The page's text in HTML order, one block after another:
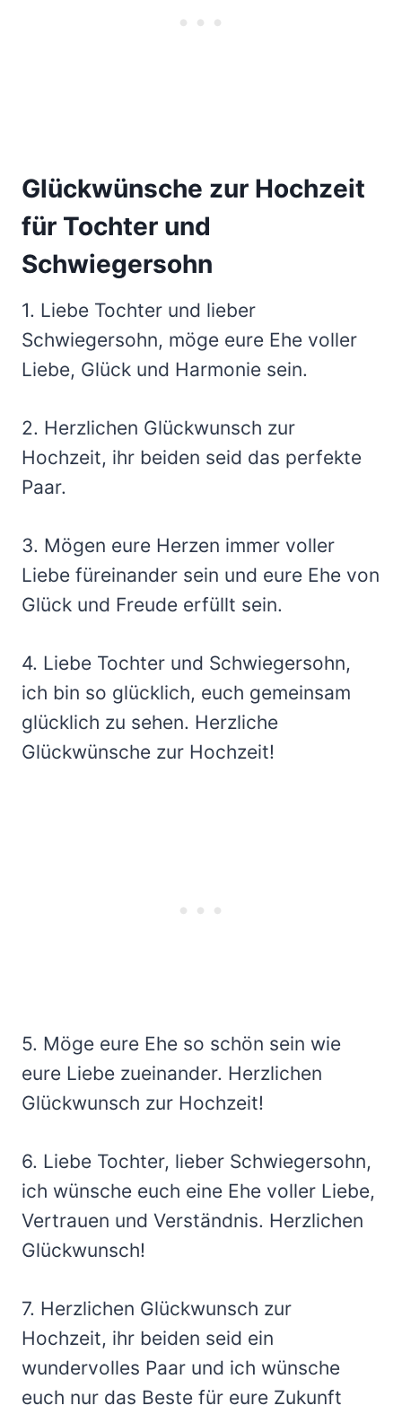
Glückwünsche zur Hochzeit
für Tochter und
Schwiegersohn
1. Liebe Tochter und lieber
Schwiegersohn, möge eure Ehe voller
Liebe, Glück und Harmonie sein.
2. Herzlichen Glückwunsch zur
Hochzeit, ihr beiden seid das perfekte
Paar.
3. Mögen eure Herzen immer voller
Liebe füreinander sein und eure Ehe von
Glück und Freude erfüllt sein.
4. Liebe Tochter und Schwiegersohn,
ich bin so glücklich, euch gemeinsam
glücklich zu sehen. Herzliche
Glückwünsche zur Hochzeit!
5. Möge eure Ehe so schön sein wie
eure Liebe zueinander. Herzlichen
Glückwunsch zur Hochzeit!
6. Liebe Tochter, lieber Schwiegersohn,
ich wünsche euch eine Ehe voller Liebe,
Vertrauen und Verständnis. Herzlichen
Glückwunsch!
7. Herzlichen Glückwunsch zur
Hochzeit, ihr beiden seid ein
wundervolles Paar und ich wünsche
euch nur das Beste für eure Zukunft